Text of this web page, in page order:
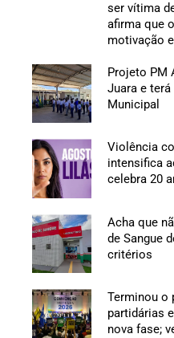
ser vítima
afirma que
motivação
Projeto PM
Juara e terá
Municipal
Violência
intensifica
celebra 20
Acha que
de Sangue
critérios
Terminou o
partidárias
nova fase;